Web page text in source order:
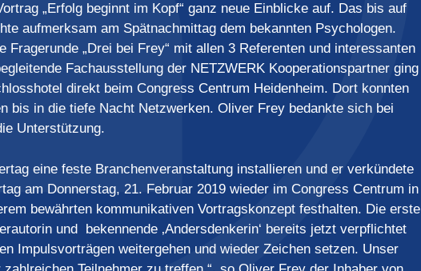
„Erfolg beginnt im Kopf“ ganz neue Einblicke auf. Das bis auf
aufmerksam am Spätnachmittag dem bekannten Psychologen.
„Drei bei Frey“ mit allen 3 Referenten und interessanten
Fachausstellung der NETZWERK Kooperationspartner ging
direkt beim Congress Centrum Heidenheim. Dort konnten
bis in die tiefe Nacht Netzwerken. Oliver Frey bedankte sich bei
Unterstützung.
eine feste Branchenveranstaltung installieren und er verkündete
am Donnerstag, 21. Februar 2019 wieder im Congress Centrum in
bewährten kommunikativen Vortragskonzept festhalten. Die erste
und bekennende ‚Andersdenkerin‘ bereits jetzt verpflichtet
Impulsvorträgen weitergehen und wieder Zeichen setzen. Unser